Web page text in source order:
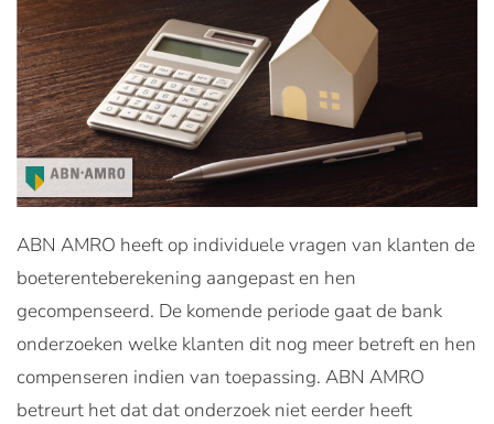
ABN AMRO heeft op individuele vragen van klanten de
boeterenteberekening aangepast en hen
gecompenseerd. De komende periode gaat de bank
onderzoeken welke klanten dit nog meer betreft en hen
compenseren indien van toepassing. ABN AMRO
betreurt het dat dat onderzoek niet eerder heeft